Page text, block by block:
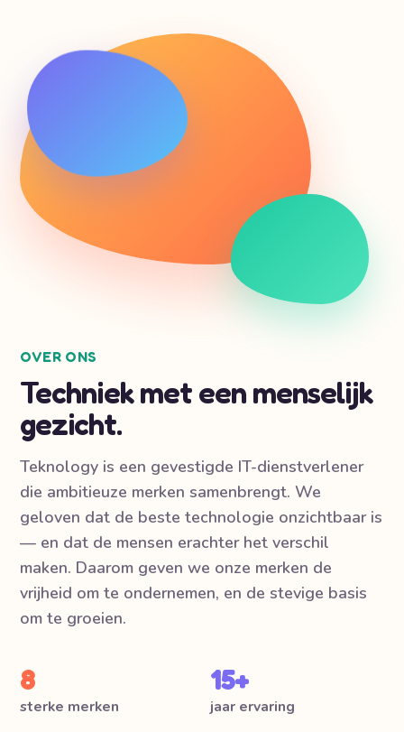
OVER ONS
Techniek met een menselijk
gezicht.
Teknology is een gevestigde IT-dienstverlener
die ambitieuze merken samenbrengt. We
geloven dat de beste technologie onzichtbaar is
— en dat de mensen erachter het verschil
maken. Daarom geven we onze merken de
vrijheid om te ondernemen, en de stevige basis
om te groeien.
8
sterke merken
15+
jaar ervaring